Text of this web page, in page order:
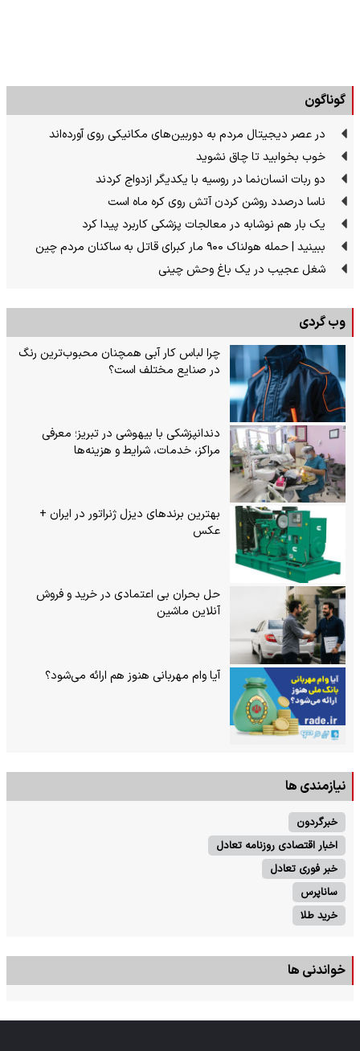
گوناگون
در عصر دیجیتال مردم به دوربین‌های مکانیکی روی آورده‌اند
خوب بخوابید تا چاق نشوید
دو ربات انسان‌نما در روسیه با یکدیگر ازدواج کردند
ناسا درصدد روشن کردن آتش روی کره ماه است
یک بار هم نوشابه در معالجات پزشکی کاربرد پیدا کرد
ببینید | حمله هولناک ۹۰۰ مار کبرای قاتل به ساکنان مردم چین
شغل عجیب در یک باغ وحش چینی
وب گردی
چرا لباس کار آبی همچنان محبوب‌ترین رنگ
در صنایع مختلف است؟
دندانپزشکی با بیهوشی در تبریز؛ معرفی
مراکز، خدمات، شرایط و هزینه‌ها
بهترین برندهای دیزل ژنراتور در ایران +
عکس
حل بحران بی‌ اعتمادی در خرید و فروش
آنلاین ماشین
آیا وام مهربانی هنوز هم ارائه می‌شود؟
نیازمندی ها
خبرگردون
اخبار اقتصادی روزنامه تعادل
خبر فوری تعادل
ساناپرس
خرید طلا
خواندنی ها